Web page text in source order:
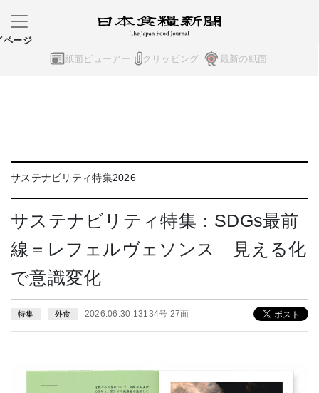
紙面ビューアー クリッピング 最新の紙面
ページ
サステナビリティ特集2026
サステナビリティ特集：SDGs最前
線＝レフェルヴェソンス 見える化
で意識変化
特集 外食 2026.06.30 13134号 27面